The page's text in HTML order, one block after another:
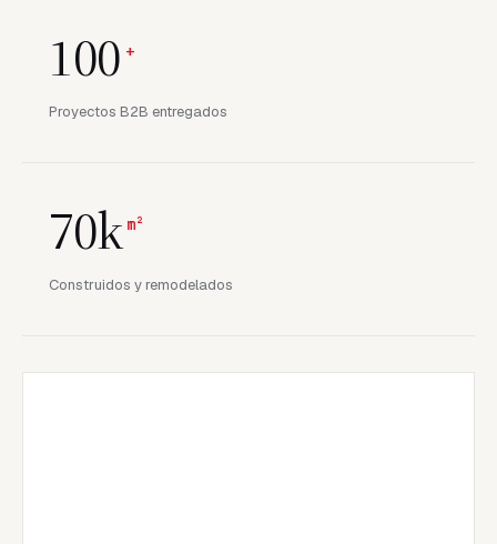
100 +
Proyectos B2B entregados
70k m²
Construidos y remodelados